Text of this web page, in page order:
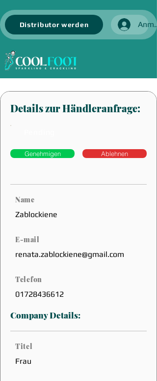
Distributor werden
Details zur Händleranfrage:
Genehmigen Ablehnen
Name
Zablockiene
E-mail
renata.zablockiene@gmail.com
Telefon
01728436612
Company Details:
Titel
Frau